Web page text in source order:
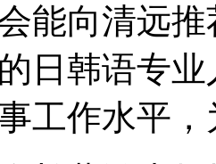
能向清远
日韩语专
工作水平